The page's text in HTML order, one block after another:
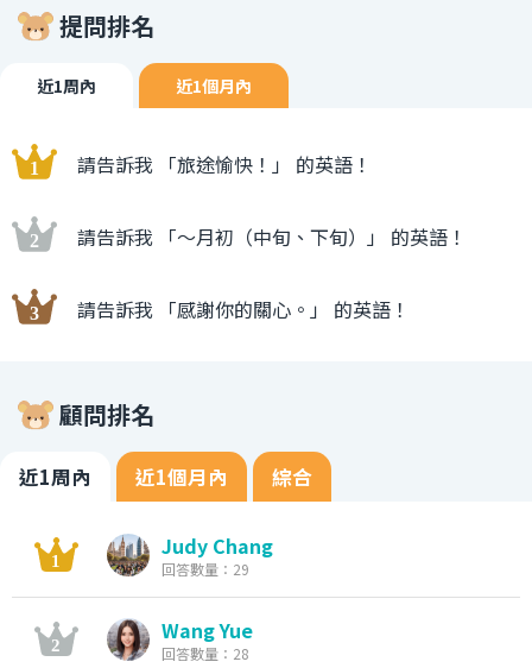
提問排名
近1周內 近1個月內
請告訴我 「旅途愉快！」 的英語！
請告訴我 「〜月初（中旬、下旬）」 的英語！
請告訴我 「感謝你的關心。」 的英語！
顧問排名
近1周內 近1個月內 綜合
Judy Chang
回答數量：29
Wang Yue
回答數量：28